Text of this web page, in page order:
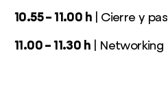
10.55 – 11.00 h | Cierre y
11.00 – 11.30 h | Networking